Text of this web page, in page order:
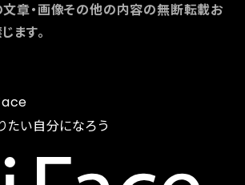
章・画像その他の内容の無断転載お
ます。
たい自分になろう